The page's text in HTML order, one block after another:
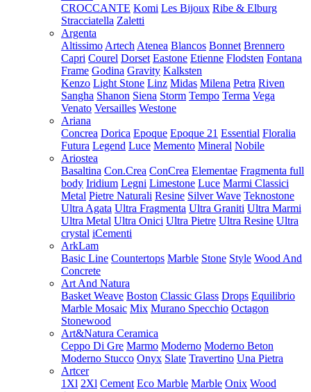
CROCCANTE Komi Les Bijoux Ribe & Elburg
Stracciatella Zaletti
Argenta
Altissimo Artech Atenea Blancos Bonnet Brennero
Capri Courel Dorset Eastone Etienne Flodsten Fontana
Frame Godina Gravity Kalksten
Kenzo Light Stone Linz Midas Milena Petra Riven
Sangha Shanon Siena Storm Tempo Terma Vega
Venato Versailles Westone
Ariana
Concrea Dorica Epoque Epoque 21 Essential Floralia
Futura Legend Luce Memento Mineral Nobile
Ariostea
Basaltina Con.Crea ConCrea Elementae Fragmenta full
body Iridium Legni Limestone Luce Marmi Classici
Metal Pietre Naturali Resine Silver Wave Teknostone
Ultra Agata Ultra Fragmenta Ultra Graniti Ultra Marmi
Ultra Metal Ultra Onici Ultra Pietre Ultra Resine Ultra
crystal iCementi
ArkLam
Basic Line Countertops Marble Stone Style Wood And
Concrete
Art And Natura
Basket Weave Boston Classic Glass Drops Equilibrio
Marble Mosaic Mix Murano Specchio Octagon
Stonewood
Art&Natura Ceramica
Ceppo Di Gre Marmo Moderno Moderno Beton
Moderno Stucco Onyx Slate Travertino Una Pietra
Artcer
1Xl 2Xl Cement Eco Marble Marble Onix Wood